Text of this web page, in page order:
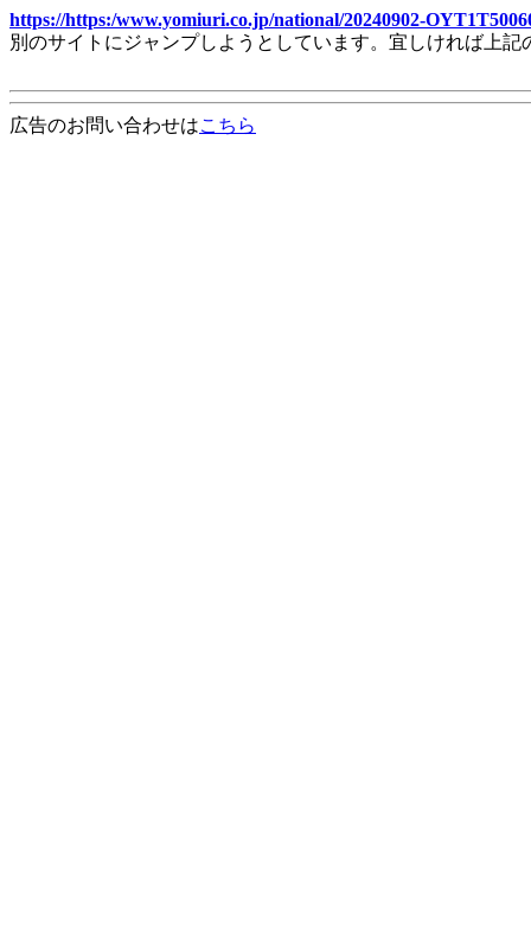
https://https:/www.yomiuri.co.jp/national/20240902-
別のサイトにジャンプしようとしています。宜しければ上
広告のお問い合わせはこちら